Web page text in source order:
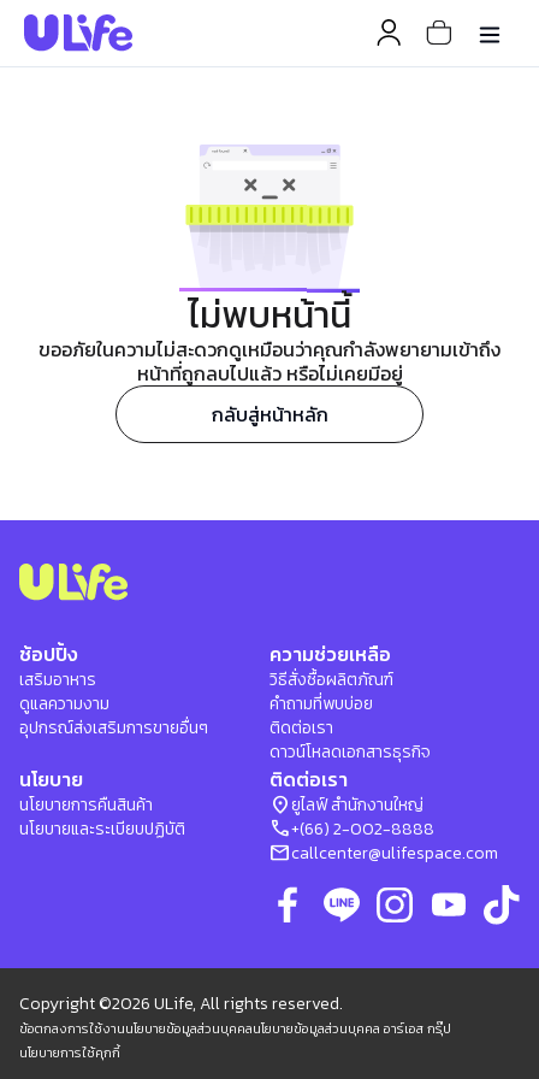
ไม่พบหน้านี้
ขออภัยในความไม่สะดวกดูเหมือนว่าคุณกำลังพยายามเข้าถึง
หน้าที่ถูกลบไปแล้ว หรือไม่เคยมีอยู่
กลับสู่หน้าหลัก
ช้อปปิ้ง
เสริมอาหาร
ดูแลความงาม
อุปกรณ์ส่งเสริมการขายอื่นๆ
ความช่วยเหลือ
วิธีสั่งซื้อผลิตภัณฑ์
คำถามที่พบบ่อย
ติดต่อเรา
ดาวน์โหลดเอกสารธุรกิจ
นโยบาย
นโยบายการคืนสินค้า
นโยบายและระเบียบปฏิบัติ
ติดต่อเรา
location_onยูไลฟ์ สำนักงานใหญ่
phone+(66) 2-002-8888
mailcallcenter@ulifespace.com
Copyright ©2026 ULife, All rights reserved.
ข้อตกลงการใช้งานนโยบายข้อมูลส่วนบุคคลนโยบายข้อมูลส่วนบุคคล อาร์เอส กรุ๊ป
นโยบายการใช้คุกกี้